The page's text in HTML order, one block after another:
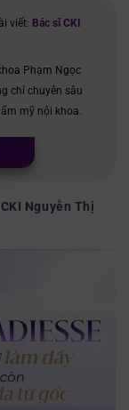
viết: Bác sĩ CKI
Phạm Ngọc
chỉ chuyên sâu
mỹ nội khoa.
Nguyễn Thị